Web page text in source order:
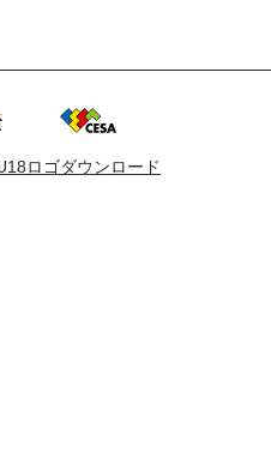
ロゴダウンロード